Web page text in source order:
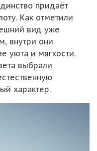
придаёт
Как отметили
вид уже
внутри они
уюта и мягкости.
выбрали
характер.